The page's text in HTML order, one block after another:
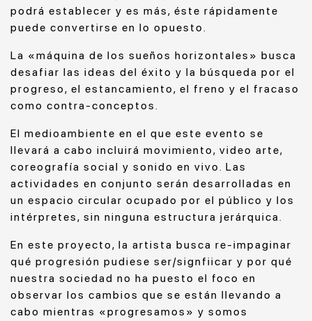
podrá establecer y es más, éste rápidamente
puede convertirse en lo opuesto.
La «máquina de los sueños horizontales» busca
desafiar las ideas del éxito y la búsqueda por el
progreso, el estancamiento, el freno y el fracaso
como contra-conceptos.
El medioambiente en el que este evento se
llevará a cabo incluirá movimiento, video arte,
coreografía social y sonido en vivo. Las
actividades en conjunto serán desarrolladas en
un espacio circular ocupado por el público y los
intérpretes, sin ninguna estructura jerárquica.
En este proyecto, la artista busca re-impaginar
qué progresión pudiese ser/signfiicar y por qué
nuestra sociedad no ha puesto el foco en
observar los cambios que se están llevando a
cabo mientras «progresamos» y somos